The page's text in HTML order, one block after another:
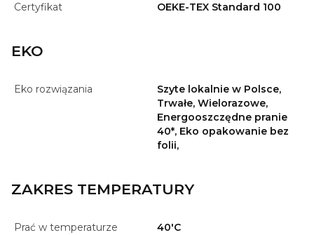
Certyfikat OEKE-TEX Standard 100
EKO
Eko rozwiązania
Szyte lokalnie w Polsce,
Trwałe, Wielorazowe,
Energooszczędne pranie
40*, Eko opakowanie bez
folii,
ZAKRES TEMPERATURY
Prać w temperaturze 40'C